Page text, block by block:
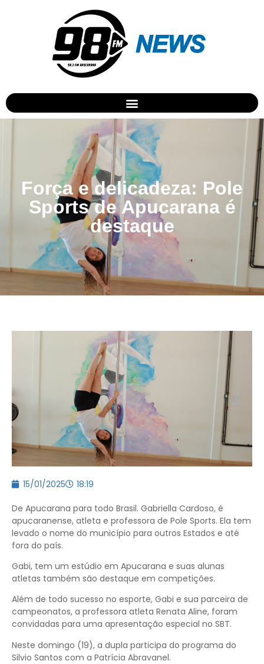
Força e delicadeza: Pole
Sports de Apucarana é
destaque
15/01/2025 18:19
De Apucarana para todo Brasil. Gabriella Cardoso, é
apucaranense, atleta e professora de Pole Sports. Ela tem
levado o nome do município para outros Estados e até
fora do país.
Gabi, tem um estúdio em Apucarana e suas alunas
atletas também são destaque em competições.
Além de todo sucesso no esporte, Gabi e sua parceira de
campeonatos, a professora atleta Renata Aline, foram
convidadas para uma apresentação especial no SBT.
Neste domingo (19), a dupla participa do programa do
Silvio Santos com a Patrícia Abravanel.